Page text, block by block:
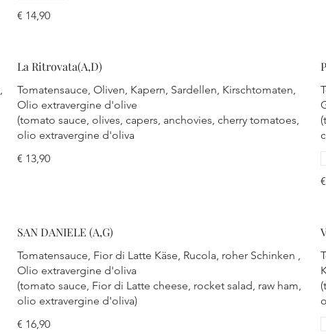
€ 14,90
La Ritrovata(A,D)
Tomatensauce, Oliven, Kapern, Sardellen, Kirschtomaten,
Olio extravergine d'olive
(tomato sauce, olives, capers, anchovies, cherry tomatoes,
olio extravergine d'oliva
€ 13,90
SAN DANIELE (A,G)
Tomatensauce, Fior di Latte Käse, Rucola, roher Schinken ,
Olio extravergine d'oliva
(tomato sauce, Fior di Latte cheese, rocket salad, raw ham,
olio extravergine d'oliva)
€ 16,90